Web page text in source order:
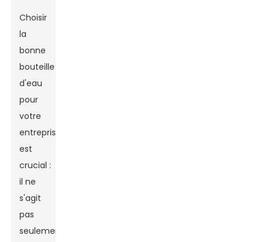
Choisir
la
bonne
bouteille
d'eau
pour
votre
entreprise
est
crucial :
il ne
s'agit
pas
seulement